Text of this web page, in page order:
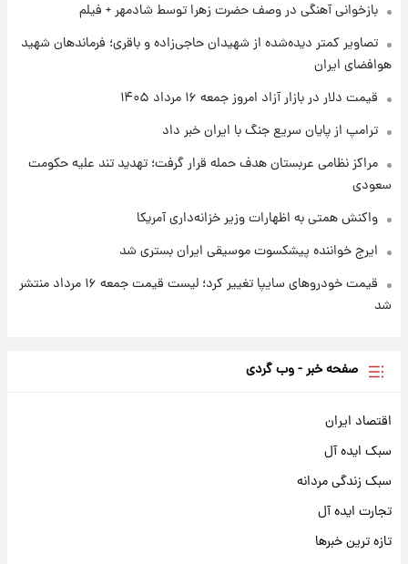
قیمت طلا و سکه امروز پنجشنبه ۱۵ مرداد ۱۴۰۵
بازخوانی آهنگی در وصف حضرت زهرا توسط شادمهر + فیلم
تصاویر کمتر دیده‌شده از شهیدان حاجی‌زاده و باقری؛ فرماندهان شهید
هوافضای ایران
قیمت دلار در بازار آزاد امروز جمعه ۱۶ مرداد ۱۴۰۵
ترامپ از پایان سریع جنگ با ایران خبر داد
مراکز نظامی عربستان هدف حمله قرار گرفت؛ تهدید تند علیه حکومت
سعودی
واکنش همتی به اظهارات وزیر خزانه‌داری آمریکا
ایرج خواننده پیشکسوت موسیقی ایران بستری شد
قیمت خودروهای سایپا تغییر کرد؛ لیست قیمت جمعه ۱۶ مرداد منتشر
شد
صفحه خبر - وب گردی
اقتصاد ایران
سبک ایده آل
سبک زندگی مردانه
تجارت ایده آل
تازه ترین خبرها